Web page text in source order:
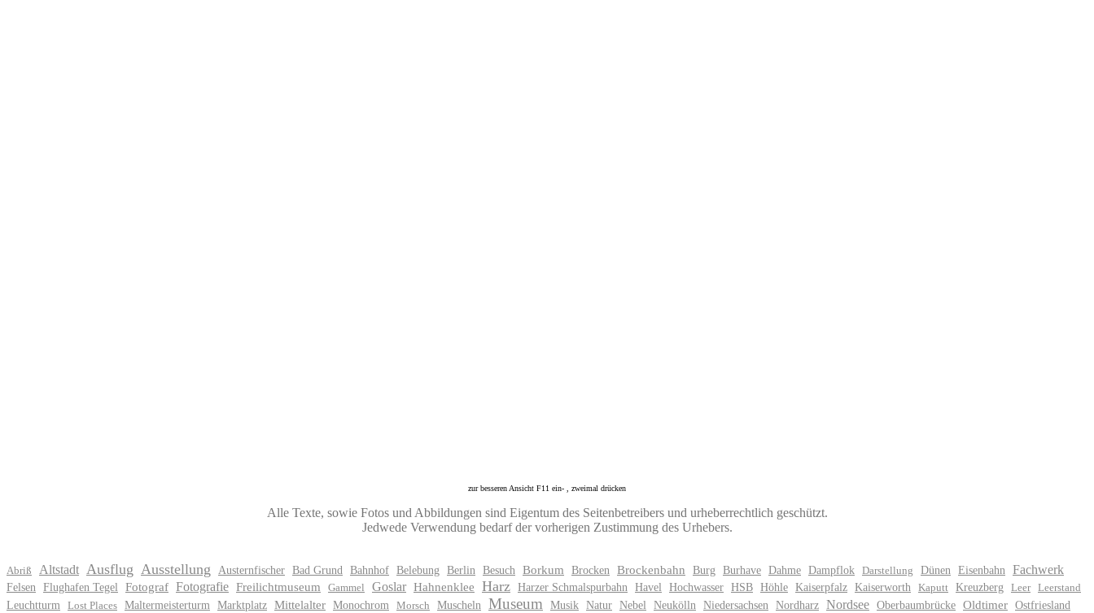
zur besseren Ansicht F11 ein- , zweimal drücken
Alle Texte, sowie Fotos und Abbildungen sind Eigentum des Seitenbetreibers und urheberrechtlich geschützt.
Jedwede Verwendung bedarf der vorherigen Zustimmung des Urhebers.
Abriß Altstadt Ausflug Ausstellung Austernfischer Bad Grund Bahnhof Belebung Berlin Besuch Borkum Brocken Brockenbahn Burg Burhave Dahme Dampflok Darstellung Dünen Eisenbahn Fachwerk
Felsen Flughafen Tegel Fotograf Fotografie Freilichtmuseum Gammel Goslar Hahnenklee Harz Harzer Schmalspurbahn Havel Hochwasser HSB Höhle Kaiserpfalz Kaiserworth Kaputt Kreuzberg Leer Leerstand
Leuchtturm Lost Places Maltermeisterturm Marktplatz Mittelalter Monochrom Morsch Muscheln Museum Musik Natur Nebel Neukölln Niedersachsen Nordharz Nordsee Oberbaumbrücke Oldtimer Ostfriesland